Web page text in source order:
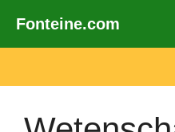
naar
inhoud
Fonteine.com